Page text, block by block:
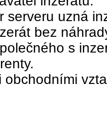
serveru uzná
bez
s
obchodními